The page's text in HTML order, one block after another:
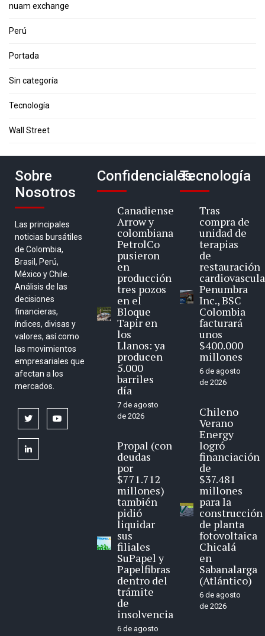
nuam exchange
Perú
Portada
Sin categoría
Tecnología
Wall Street
Sobre
Nosotros
Las principales
noticias bursátiles
de Colombia,
Brasil, Perú,
México y Chile.
Análisis de las
decisiones
financieras,
índices, divisas y
valores, así como
las movimientos
empresariales que
afectan a los
mercados.
twitter
linkedin
Confidenciales
Canadiense
Arrow y
colombiana
PetrolCo
pusieron
en
producción
tres pozos
en el
Bloque
Tapir en
los
Llanos: ya
producen
5.000
barriles
día
7 de agosto
de 2026
Propal (con
deudas
por
$771.712
millones)
también
pidió
liquidar
sus
filiales
SuPapel y
Papelfibras
dentro del
trámite
de
insolvencia
6 de agosto
Tecnología
Tras
compra de
unidad de
terapias
de
restauración
Penumbra
Inc., BSC
Colombia
facturará
unos
$400.000
millones
6 de agosto
de 2026
Chileno
Verano
Energy
logró
financiación
de
$37.481
millones
para la
construcción
de planta
fotovoltaica
Chicalá
en
Sabanalarga
(Atlántico)
6 de agosto
de 2026